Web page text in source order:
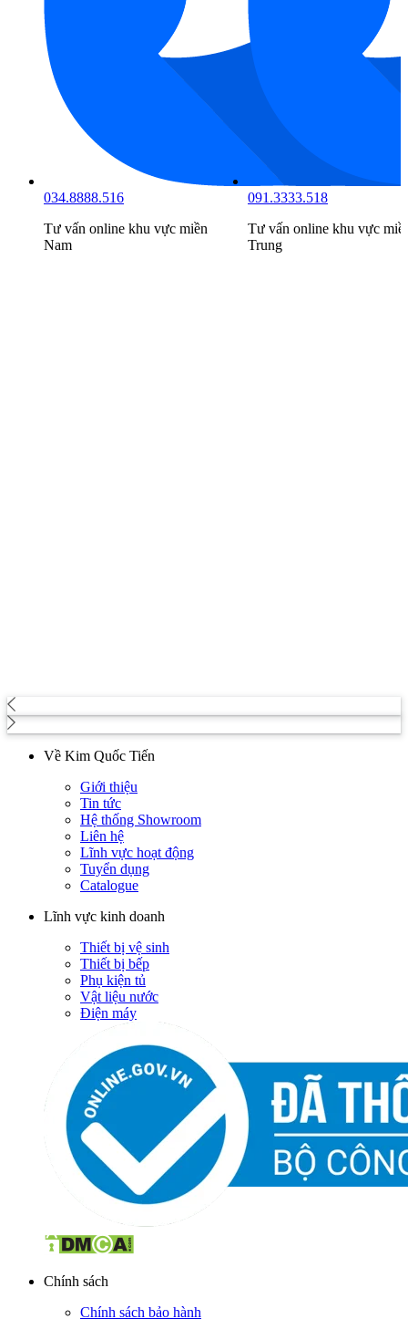
034.8888.516
Tư vấn online khu vực miền
Nam
091.3333.518
Tư vấn online khu vực
Trung
Về Kim Quốc Tiến
Giới thiệu
Tin tức
Hệ thống Showroom
Liên hệ
Lĩnh vực hoạt động
Tuyển dụng
Catalogue
Lĩnh vực kinh doanh
Thiết bị vệ sinh
Thiết bị bếp
Phụ kiện tủ
Vật liệu nước
Điện máy
Chính sách
Chính sách bảo hành